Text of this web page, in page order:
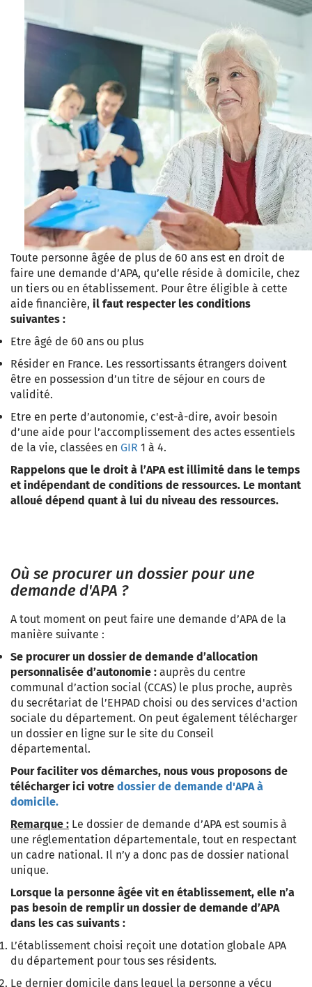
Toute personne âgée de plus de 60 ans est en droit de
faire une demande d’APA, qu’elle réside à domicile, chez
un tiers ou en établissement. Pour être éligible à cette
aide financière, il faut respecter les conditions
suivantes :
Etre âgé de 60 ans ou plus
Résider en France. Les ressortissants étrangers doivent
être en possession d’un titre de séjour en cours de
validité.
Etre en perte d’autonomie, c'est-à-dire, avoir besoin
d’une aide pour l’accomplissement des actes essentiels
de la vie, classées en GIR 1 à 4.
Rappelons que le droit à l’APA est illimité dans le temps
et indépendant de conditions de ressources. Le montant
alloué dépend quant à lui du niveau des ressources.
Où se procurer un dossier pour une
demande d'APA ?
A tout moment on peut faire une demande d’APA de la
manière suivante :
Se procurer un dossier de demande d’allocation
personnalisée d’autonomie : auprès du centre
communal d’action social (CCAS) le plus proche, auprès
du secrétariat de l’EHPAD choisi ou des services d'action
sociale du département. On peut également télécharger
un dossier en ligne sur le site du Conseil
départemental.
Pour faciliter vos démarches, nous vous proposons de
télécharger ici votre dossier de demande d'APA à
domicile.
Remarque : Le dossier de demande d’APA est soumis à
une réglementation départementale, tout en respectant
un cadre national. Il n’y a donc pas de dossier national
unique.
Lorsque la personne âgée vit en établissement, elle n’a
pas besoin de remplir un dossier de demande d’APA
dans les cas suivants :
L’établissement choisi reçoit une dotation globale APA
du département pour tous ses résidents.
Le dernier domicile dans lequel la personne a vécu